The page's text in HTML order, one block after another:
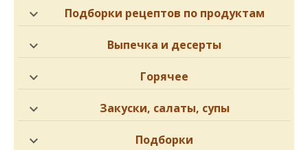
Подборки рецептов по продуктам
Выпечка и десерты
Горячее
Закуски, салаты, супы
Подборки